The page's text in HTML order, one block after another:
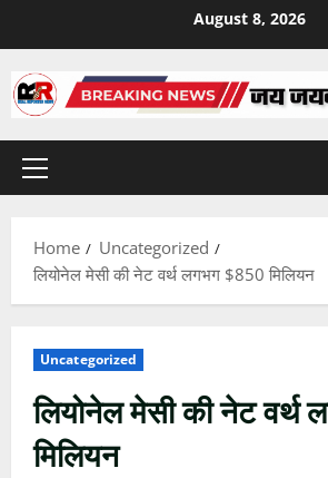
content
August 8, 2026
Primary
Home
Uncategorized
लियोनेल मेसी की नेट वर्थ लगभग $850 मिलियन
Uncategorized
लियोनेल मेसी की नेट वर्थ
मिलियन